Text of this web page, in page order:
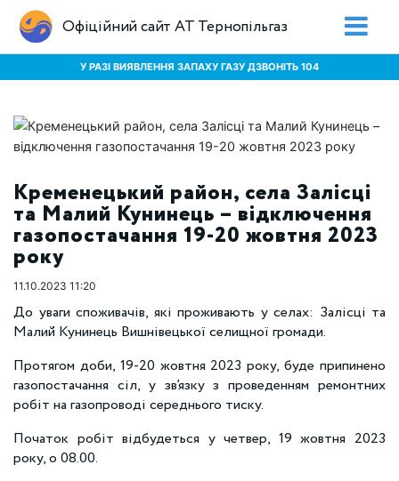
Офіційний сайт АТ Тернопільгаз
У РАЗІ ВИЯВЛЕННЯ ЗАПАХУ ГАЗУ ДЗВОНІТЬ 104
Кременецький район, села Залісці
та Малий Кунинець – відключення
газопостачання 19-20 жовтня 2023
року
11.10.2023 11:20
До уваги споживачів, які проживають у селах: Залісці та
Малий Кунинець Вишнівецької селищної громади.
Протягом доби, 19-20 жовтня 2023 року, буде припинено
газопостачання сіл, у зв’язку з проведенням ремонтних
робіт на газопроводі середнього тиску.
Початок робіт відбудеться у четвер, 19 жовтня 2023
року, о 08.00.